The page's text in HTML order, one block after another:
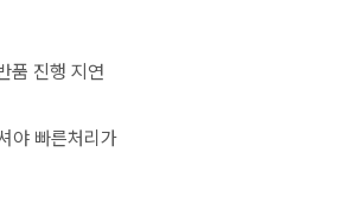
품 진행 지연
야 빠른처리가